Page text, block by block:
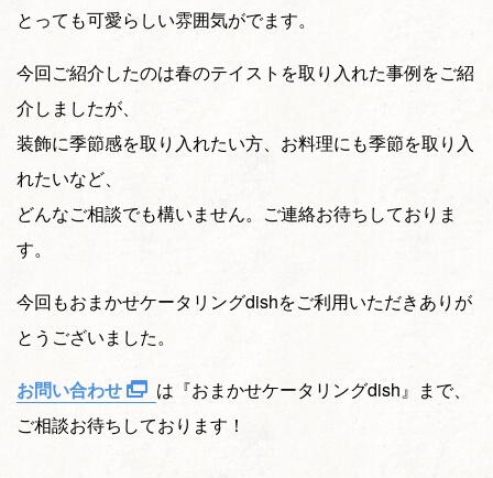
とっても可愛らしい雰囲気がでます。
今回ご紹介したのは春のテイストを取り入れた事例をご紹
介しましたが、
装飾に季節感を取り入れたい方、お料理にも季節を取り入
れたいなど、
どんなご相談でも構いません。ご連絡お待ちしておりま
す。
今回もおまかせケータリングdishをご利用いただきありが
とうございました。
お問い合わせ
は『おまかせケータリングdish』まで、
ご相談お待ちしております！